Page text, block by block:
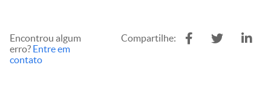
Encontrou algum
erro? Entre em
contato
Compartilhe: